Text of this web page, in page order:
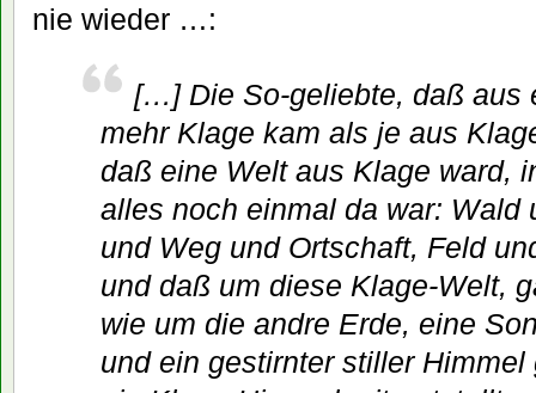
nie wieder …:
[…] Die So-geliebte, daß aus
mehr Klage kam als je aus
daß eine Welt aus Klage ward,
alles noch einmal da war: Wald
und Weg und Ortschaft, Feld
und daß um diese Klage-Welt,
wie um die andre Erde, eine
und ein gestirnter stiller Himmel